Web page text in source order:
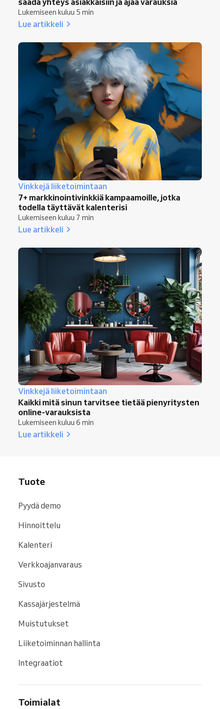
Lukemiseen kuluu 5 min
Lue artikkeli
Vinkkejä liiketoimintaan
7+ markkinointivinkkiä kampaamoille, jotka
todella täyttävät kalenterisi
Lukemiseen kuluu 7 min
Lue artikkeli
Vinkkejä liiketoimintaan
Kaikki mitä sinun tarvitsee tietää pienyritysten
online-varauksista
Lukemiseen kuluu 6 min
Lue artikkeli
Tuote
Pyydä demo
Hinnoittelu
Kalenteri
Verkkoajanvaraus
Sivusto
Kassajärjestelmä
Muistutukset
Liiketoiminnan hallinta
Integraatiot
Toimialat